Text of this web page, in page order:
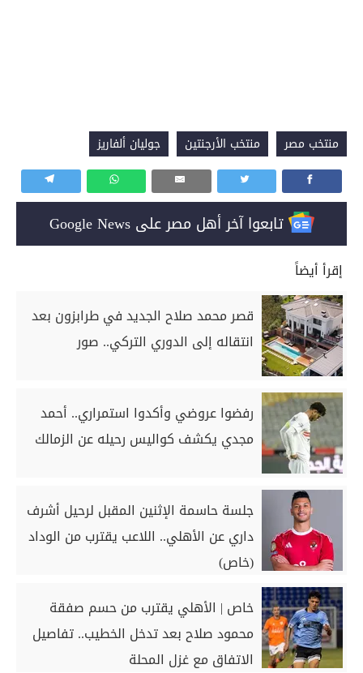
منتخب مصر منتخب الأرجنتين جوليان ألفاريز
تابعوا آخر أهل مصر على Google News
إقرأ أيضاً
قصر محمد صلاح الجديد في طرابزون بعد
انتقاله إلى الدوري التركي.. صور
رفضوا عروضي وأكدوا استمراري.. أحمد
مجدي يكشف كواليس رحيله عن الزمالك
جلسة حاسمة الإثنين المقبل لرحيل أشرف
داري عن الأهلي.. اللاعب يقترب من الوداد
(خاص)
خاص | الأهلي يقترب من حسم صفقة
محمود صلاح بعد تدخل الخطيب.. تفاصيل
الاتفاق مع غزل المحلة